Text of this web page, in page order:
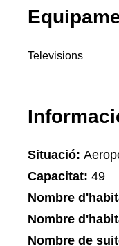
Televisions
Situació:
Capacitat: 49
Nombre
Nombre
Nombre de